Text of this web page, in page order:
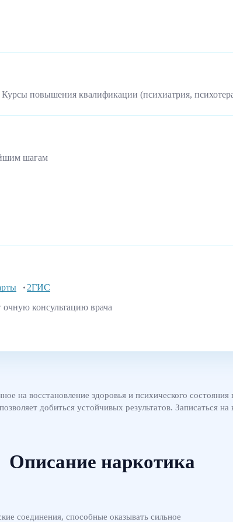
повышения квалификации (психиатрия,
шагам
2ГИС
консультацию врача
на восстановление здоровья и психического
добиться устойчивых результатов. Записаться
Описание наркотика
соединения, способные оказывать сильное